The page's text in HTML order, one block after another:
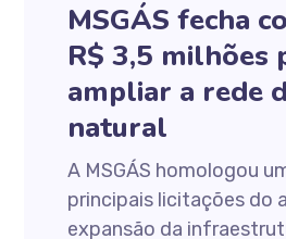
MSGÁS fecha
R$ 3,5 milhões
ampliar a rede
natural
A MSGÁS homologou
principais licitações do
expansão da